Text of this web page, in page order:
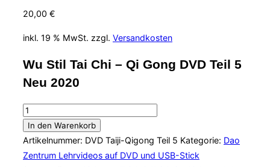
20,00 €
inkl. 19 % MwSt. zzgl. Versandkosten
Wu Stil Tai Chi – Qi Gong DVD Teil 5
Neu 2020
Wu
Stil
-
mit
In den Warenkorb
Artikelnummer: DVD Taiji-Qigong Teil 5 Kategorie: Dao
Zentrum Lehrvideos auf DVD und USB-Stick